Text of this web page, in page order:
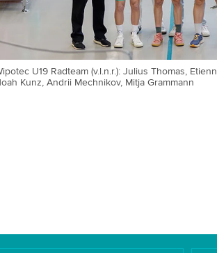
U19 Radteam (v.l.n.r.): Julius Thomas,
Kunz, Andrii Mechnikov, Mitja Grammann